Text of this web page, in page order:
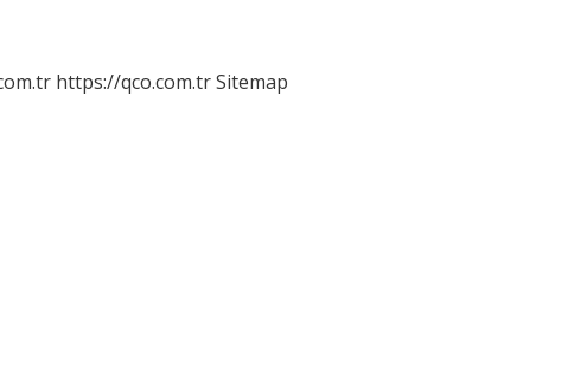
https://qco.com.trSitemap